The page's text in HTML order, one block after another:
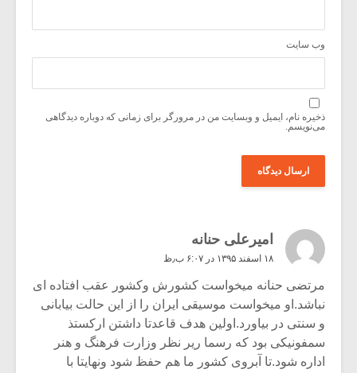
وب‌ سایت
ذخیره نام، ایمیل و وبسایت من در مرورگر برای زمانی که دوباره دیدگاهی
می‌نویسم.
امیرعلی حنانه
۱۸ اسفند ۱۳۹۵ در ۶:۰۷ ب٫ظ
مرتضی حنانه میخواست کشورش وکشور عقب افتاده ای
نباشد.او میخواست موسیقی ایران را از این حالت بیابانی
و سنتی در بیاورد.اولین هدف قاعدتا داشتن ارکستذ
سمفونیکی بود که رسما ریر نظر وزارت فرهنگ و هنر
اداره شود.تا آبروی کشور ما هم حفظ شود ونهایتا با